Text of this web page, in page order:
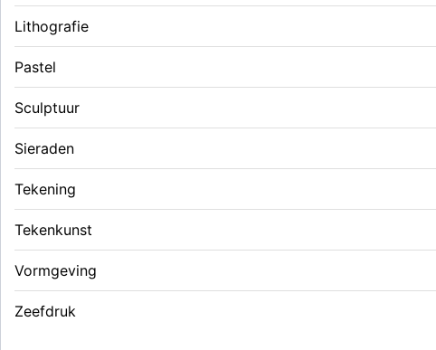
Lithografie
Pastel
Sculptuur
Sieraden
Tekening
Tekenkunst
Vormgeving
Zeefdruk